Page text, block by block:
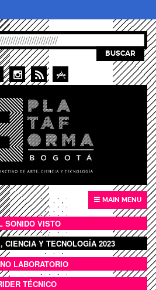
BUSCAR
MAIN MENU
VISTO
SONIDO VISTO
LLENO
CIENCIA Y TECNOLOGÍA 2023
LABORATORIO
TÉCNICO